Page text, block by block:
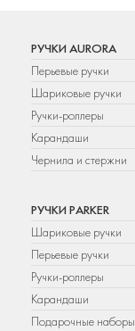
РУЧКИ AURORA
Перьевые ручки
Шариковые ручки
Ручки-роллеры
Карандаши
Чернила и стержни
РУЧКИ PARKER
Шариковые ручки
Перьевые ручки
Ручки-роллеры
Карандаши
Подарочные наборы